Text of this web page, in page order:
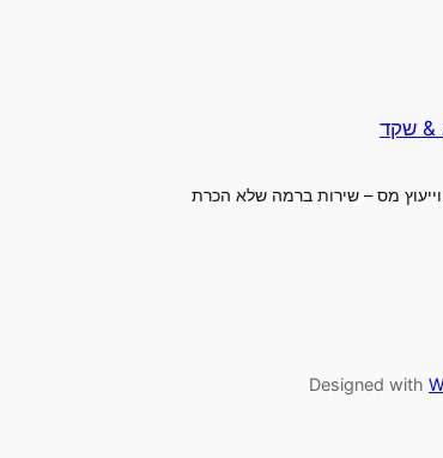
& שקד
מס – שירות ברמה שלא הכרת
Designed with